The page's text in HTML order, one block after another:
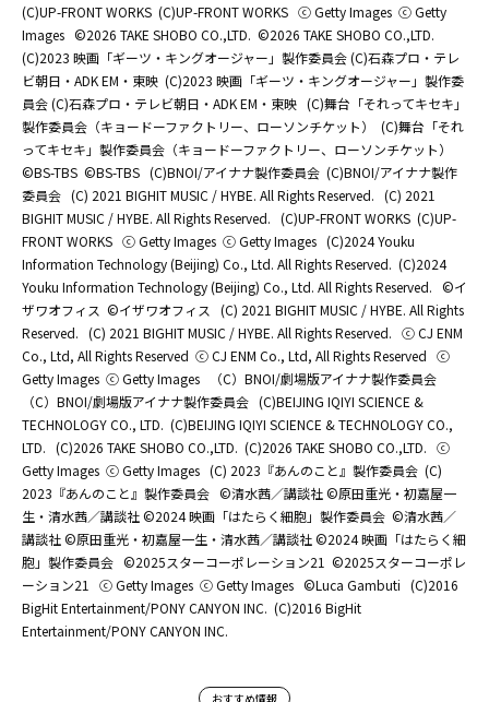
(C)UP-FRONT WORKS (C)UP-FRONT WORKS ⓒ Getty Images ⓒ Getty
Images ©2026 TAKE SHOBO CO.,LTD. ©2026 TAKE SHOBO CO.,LTD.
(C)2023 映画「ギーツ・キングオージャー」製作委員会 (C)石森プロ・テレ
ビ朝日・ADK EM・東映 (C)2023 映画「ギーツ・キングオージャー」製作委
員会 (C)石森プロ・テレビ朝日・ADK EM・東映 (C)舞台「それってキセキ」
製作委員会（キョードーファクトリー、ローソンチケット）
(C)舞台「それ
ってキセキ」製作委員会（キョードーファクトリー、ローソンチケット）
©BS-TBS ©BS-TBS (C)BNOI/アイナナ製作委員会 (C)BNOI/アイナナ製作
委員会 (C) 2021 BIGHIT MUSIC / HYBE. All Rights Reserved. (C) 2021
BIGHIT MUSIC / HYBE. All Rights Reserved. (C)UP-FRONT WORKS (C)UP-
FRONT WORKS ⓒ Getty Images ⓒ Getty Images (C)2024 Youku
Information Technology (Beijing) Co., Ltd. All Rights Reserved. (C)2024
Youku Information Technology (Beijing) Co., Ltd. All Rights Reserved. ©イ
ザワオフィス ©イザワオフィス
(C) 2021 BIGHIT MUSIC / HYBE. All Rights
Reserved. (C) 2021 BIGHIT MUSIC / HYBE. All Rights Reserved. ⓒ CJ ENM
Co., Ltd, All Rights Reserved ⓒ CJ ENM Co., Ltd, All Rights Reserved ⓒ
Getty Images ⓒ Getty Images
（C）BNOI/劇場版アイナナ製作委員会
（C）BNOI/劇場版アイナナ製作委員会 (C)BEIJING IQIYI SCIENCE &
TECHNOLOGY CO., LTD. (C)BEIJING IQIYI SCIENCE & TECHNOLOGY CO.,
LTD. (C)2026 TAKE SHOBO CO.,LTD. (C)2026 TAKE SHOBO CO.,LTD. ⓒ
Getty Images ⓒ Getty Images (C) 2023『あんのこと』製作委員会 (C)
2023『あんのこと』製作委員会 ©清水茜／講談社 ©原田重光・初嘉屋一
生・清水茜／講談社 ©2024 映画「はたらく細胞」製作委員会 ©清水茜／
講談社 ©原田重光・初嘉屋一生・清水茜／講談社 ©2024 映画「はたらく細
胞」製作委員会 ©2025スターコーポレーション21 ©2025スターコーポレ
ーション21
ⓒ Getty Images ⓒ Getty Images ©Luca Gambuti (C)2016
BigHit Entertainment/PONY CANYON INC. (C)2016 BigHit
Entertainment/PONY CANYON INC.
おすすめ情報